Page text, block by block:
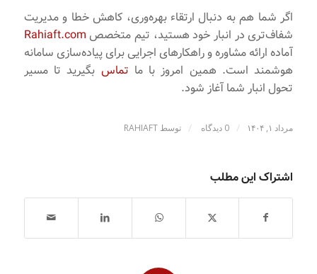
اگر شما هم به دنبال ارتقاء بهره‌وری، کاهش خطا و مدیریت
شفاف‌تری در انبار خود هستید، تیم متخصص Rahiaft.com
آماده ارائه مشاوره و راهکارهای اجرایی برای پیاده‌سازی سامانه
هوشمند است. همین امروز با ما تماس بگیرید تا مسیر
تحول انبار شما آغاز شود.
مرداد ۱, ۱۴۰۴ / 0 دیدگاه / توسط RAHIAFT
اشتراک این مطلب